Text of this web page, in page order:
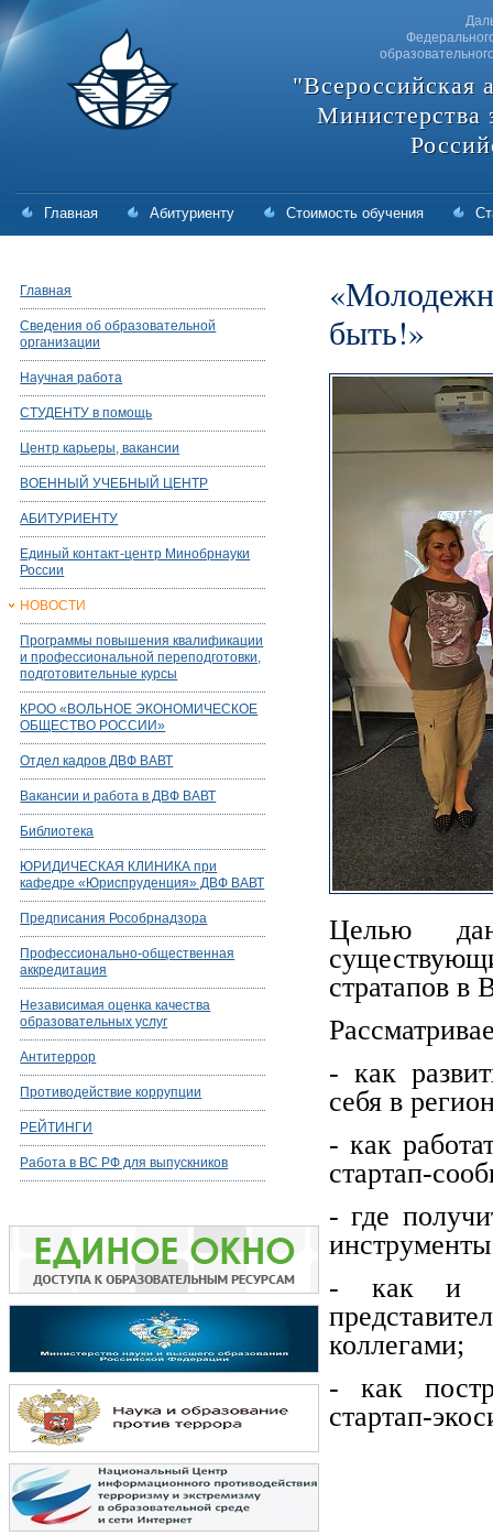
"Всероссийская
Министерства
Главная Абитуриенту Стоимость обучения
Главная
Сведения об образовательной
организации
Научная работа
СТУДЕНТУ в помощь
Центр карьеры, вакансии
ВОЕННЫЙ УЧЕБНЫЙ ЦЕНТР
АБИТУРИЕНТУ
Единый контакт-центр Минобрнауки
России
НОВОСТИ
Программы повышения квалификации
и профессиональной переподготовки,
подготовительные курсы
КРОО «ВОЛЬНОЕ ЭКОНОМИЧЕСКОЕ
ОБЩЕСТВО РОССИИ»
Отдел кадров ДВФ ВАВТ
Вакансии и работа в ДВФ ВАВТ
Библиотека
ЮРИДИЧЕСКАЯ КЛИНИКА при
кафедре «Юриспруденция» ДВФ ВАВТ
Предписания Рособрнадзора
Профессионально-общественная
аккредитация
Независимая оценка качества
образовательных услуг
Антитеррор
Противодействие коррупции
РЕЙТИНГИ
Работа в ВС РФ для выпускников
быть!»
Целью
стратапов в
- как
себя в
- как
стартап-
- где
- как и
коллегами;
- как
стартап-